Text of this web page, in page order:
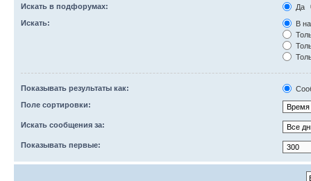
Искать в подфорумах:
Да
Искать:
В
Показывать результаты как:
Поле сортировки:
Искать сообщения за:
Показывать первые: